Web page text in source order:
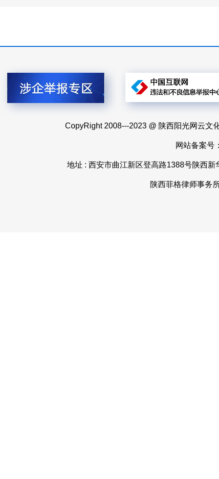
CopyRight 2008---2023 @ 陕西阳光网云文
网站备案号
地址 : 西安市曲江新区登高路1388号陕西
陕西菲格律师事务